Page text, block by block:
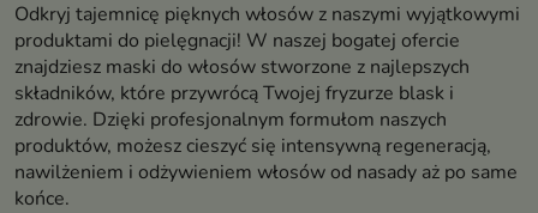
Odkryj tajemnicę pięknych włosów z naszymi wyjątkowymi
produktami do pielęgnacji! W naszej bogatej ofercie
znajdziesz maski do włosów stworzone z najlepszych
składników, które przywrócą Twojej fryzurze blask i
zdrowie. Dzięki profesjonalnym formułom naszych
produktów, możesz cieszyć się intensywną regeneracją,
nawilżeniem i odżywieniem włosów od nasady aż po same
końce.